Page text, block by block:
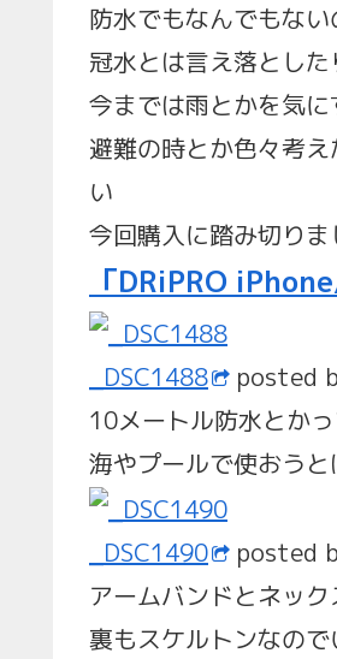
防水でもなんでもない
冠水とは言え落とした
今までは雨とかを気
避難の時とか色々考
い
今回購入に踏み切りま
「DRiPRO
_DSC1488 posted
10メートル防水とか
海やプールで使おう
_DSC1490 posted
アームバンドとネッ
裏もスケルトンなの